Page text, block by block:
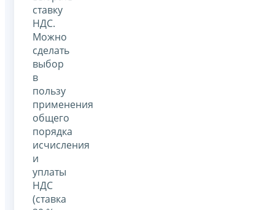
ставку
НДС.
Можно
сделать
выбор
в
пользу
применения
общего
порядка
исчисления
и
уплаты
НДС
(ставка